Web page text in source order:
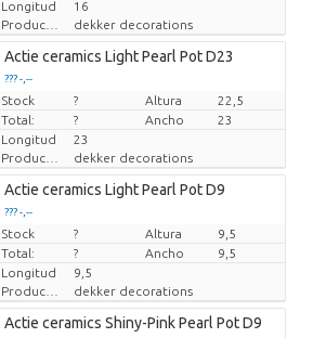
Longitud
16
Productor
dekker decorations
Actie ceramics Light Pearl Pot D23
??? -,--
Precio por pieza
Stock ? Altura
22,5
Total:
? Ancho
23
Longitud
23
Productor
dekker decorations
Actie ceramics Light Pearl Pot D9
??? -,--
Precio por pieza
Stock ? Altura
9,5
Total:
? Ancho
9,5
Longitud
9,5
Productor
dekker decorations
Actie ceramics Shiny-Pink Pearl Pot D9